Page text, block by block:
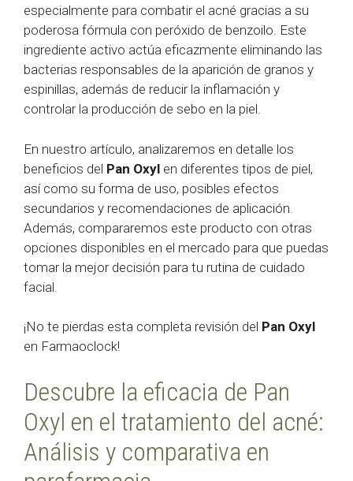
especialmente para combatir el acné gracias a su
poderosa fórmula con peróxido de benzoilo. Este
ingrediente activo actúa eficazmente eliminando las
bacterias responsables de la aparición de granos y
espinillas, además de reducir la inflamación y
controlar la producción de sebo en la piel.
En nuestro artículo, analizaremos en detalle los
beneficios del Pan Oxyl en diferentes tipos de piel,
así como su forma de uso, posibles efectos
secundarios y recomendaciones de aplicación.
Además, compararemos este producto con otras
opciones disponibles en el mercado para que puedas
tomar la mejor decisión para tu rutina de cuidado
facial.
¡No te pierdas esta completa revisión del Pan Oxyl
en Farmaoclock!
Descubre la eficacia de Pan
Oxyl en el tratamiento del acné:
Análisis y comparativa en